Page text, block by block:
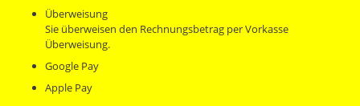
Überweisung
Sie überweisen den Rechnungsbetrag per Vorkasse
Überweisung.
Google Pay
Apple Pay